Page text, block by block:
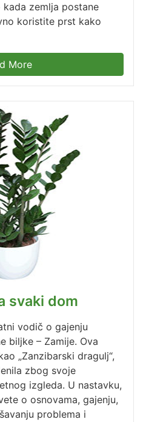
zemlja postane
koristite prst kako
More
svaki dom
vodič o gajenju
biljke – Zamije. Ova
„Zanzibarski dragulj“,
zbog svoje
izgleda. U nastavku,
o osnovama, gajenju,
problema i